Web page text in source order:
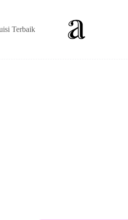
Terbaik